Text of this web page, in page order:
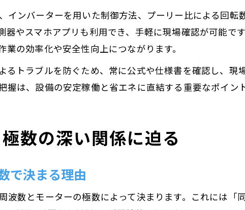
インバーターを用いた制御方法、プーリー比による回転
器やスマホアプリも利用でき、手軽に現場確認が可能で
の効率化や安全性向上につながります。
るトラブルを防ぐため、常に公式や仕様書を確認し、現
は、設備の安定稼働と省エネに直結する重要なポイント
数の深い関係に迫る
で決まる理由
数とモーターの極数によって決まります。これには「